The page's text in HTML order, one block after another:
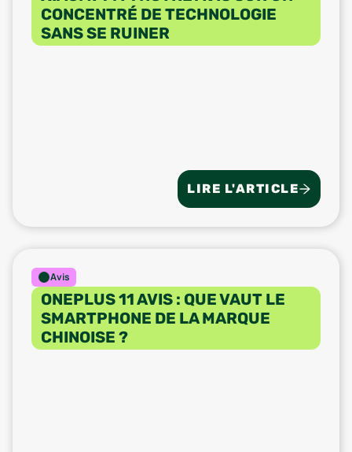
CONCENTRÉ DE TECHNOLOGIE
SANS SE RUINER
LIRE L'ARTICLE
Avis
ONEPLUS 11 AVIS : QUE VAUT LE
SMARTPHONE DE LA MARQUE
CHINOISE ?